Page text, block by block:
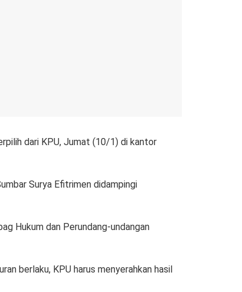
dari KPU, Jumat (10/1) di kantor
Surya Efitrimen didampingi
Hukum dan Perundang-undangan
berlaku, KPU harus menyerahkan hasil